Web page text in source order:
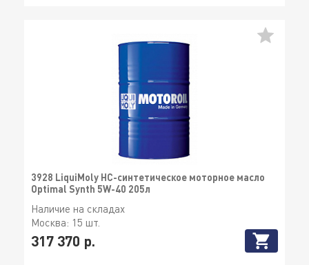
3928 LiquiMoly НС-синтетическое моторное масло
Optimal Synth 5W-40 205л
Наличие на складах
Москва: 15 шт.
317 370 р.